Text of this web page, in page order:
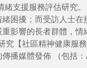
支援服務評估研究。
困擾；而受訪人士
影響的長者群體，情
【社區精神健康服
播媒體發佈 （包括